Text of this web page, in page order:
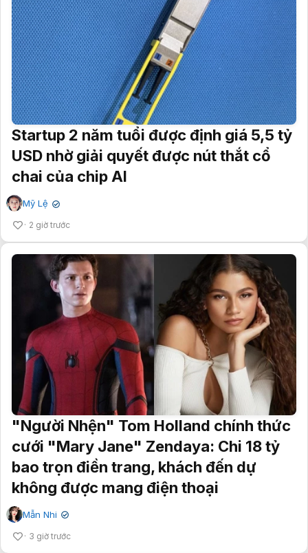
Startup 2 năm tuổi được định giá 5,5 tỷ
USD nhờ giải quyết được nút thắt cổ
chai của chip AI
Mỹ Lệ ✔
2 giờ trước
"Người Nhện" Tom Holland chính thức
cưới "Mary Jane" Zendaya: Chi 18 tỷ
bao trọn điền trang, khách đến dự
không được mang điện thoại
Mẫn Nhi ✔
3 giờ trước